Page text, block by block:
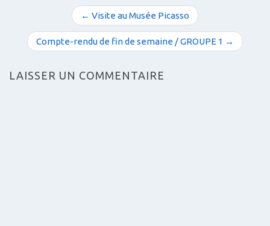
g
← Visite au Musée Picasso
Compte-rendu de fin de semaine / GROUPE 1 →
LAISSER UN COMMENTAIRE